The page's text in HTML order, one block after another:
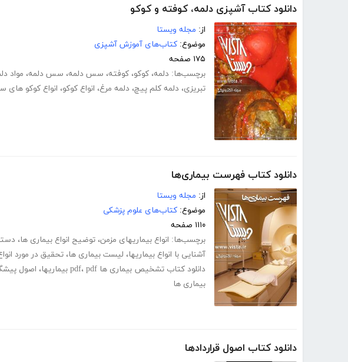
دانلود کتاب آشپزی دلمه، کوفته و کوکو
از: مجله ویستا
موضوع: کتاب‌های آموزش آشپزی
۱۷۵ صفحه
برچسب‌ها: دلمه، کوکو، کوفته، سس دلمه، سس دلمه، مواد
تبریزی، دلمه کلم پیچ، دلمه مرغ، انواع کوکو، انواع کوکو های
دانلود کتاب فهرست بیماری‌ها
از: مجله ویستا
موضوع: کتاب‌های علوم پزشکی
۱۱۱۰ صفحه
برچسب‌ها: انواع بیماریهای مزمن، توضیح انواع بیماری ها،
آشنایی با انواع بیماریها، لیست بیماری ها، تحقیق در مورد
دانلود کتاب تشخیص بیماری ها pdf
، pdf بیماریها ، اصول
بیماری ها
دانلود کتاب اصول قراردادها